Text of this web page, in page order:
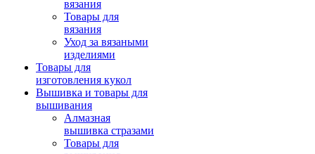
вязания
Товары для
вязания
Уход за вязаными
изделиями
Товары для
изготовления кукол
Вышивка и товары для
вышивания
Алмазная
вышивка стразами
Товары для